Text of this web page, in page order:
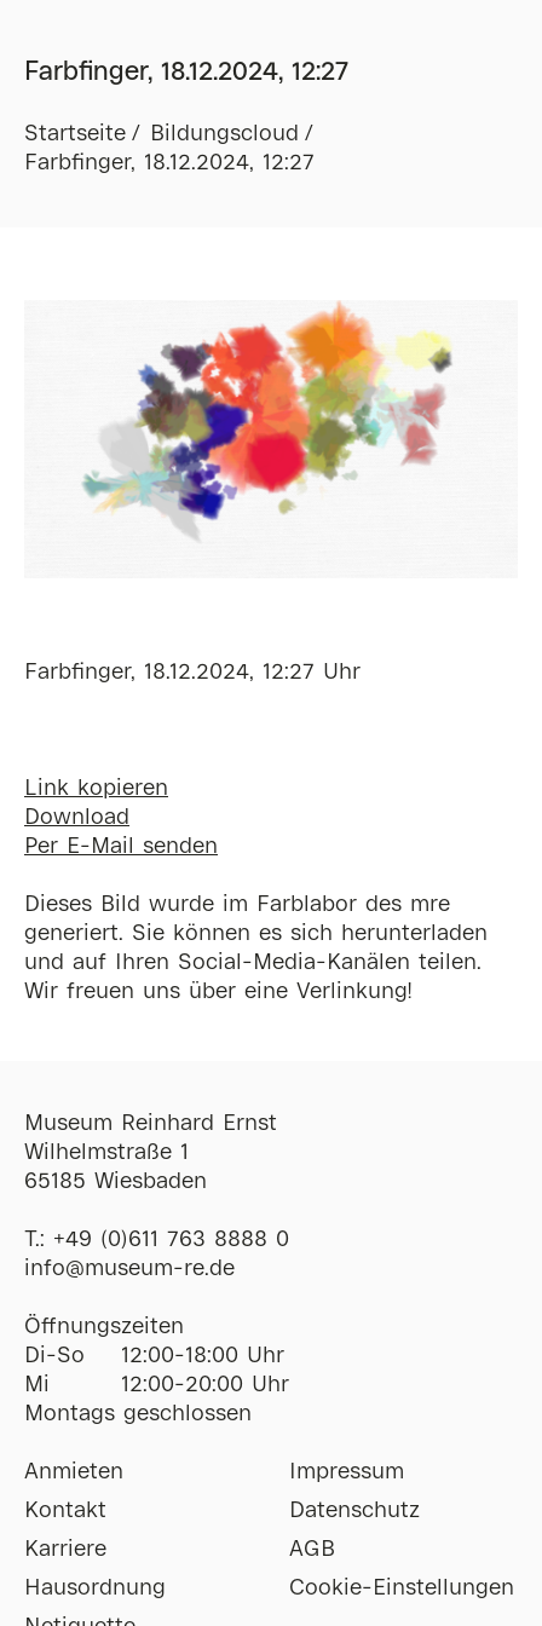
Farbfinger, 18.12.2024, 12:27
Startseite
Bildungscloud
Farbfinger, 18.12.2024, 12:27
Farbfinger, 18.12.2024, 12:27 Uhr
Link kopieren
Download
Per E-Mail senden
Dieses Bild wurde im Farblabor des mre
generiert. Sie können es sich herunterladen
und auf Ihren Social-Media-Kanälen teilen.
Wir freuen uns über eine Verlinkung!
Museum Reinhard Ernst
Wilhelmstraße 1
65185 Wiesbaden
T.: +49 (0)611 763 8888 0
ofni@museum-re de
Öffnungszeiten
Di-So
12:00-18:00 Uhr
Mi
12:00-20:00 Uhr
Montags geschlossen
Anmieten
Kontakt
Karriere
Hausordnung
Impressum
Datenschutz
AGB
Cookie-Einstellungen